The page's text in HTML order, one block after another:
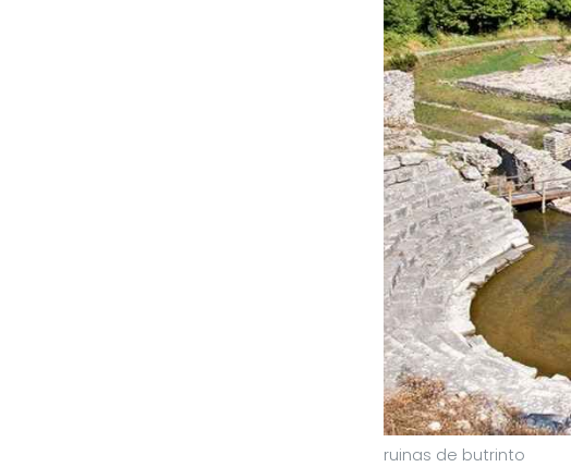
ruinas de butrinto